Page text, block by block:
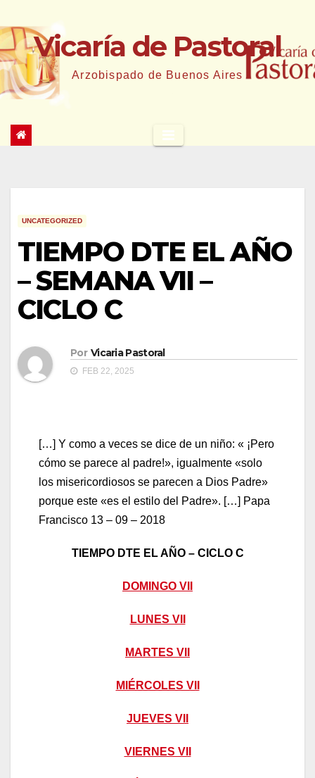
al
contenidoVicaría de Pastoral
Arzobispado de Buenos Aires
UNCATEGORIZED
TIEMPO DTE EL AÑO
– SEMANA VII –
CICLO C
Por Vicaria Pastoral
FEB 22, 2025
[…] Y como a veces se dice de un niño: « ¡Pero
cómo se parece al padre!», igualmente «solo
los misericordiosos se parecen a Dios Padre»
porque este «es el estilo del Padre». […] Papa
Francisco 13 – 09 – 2018
TIEMPO DTE EL AÑO – CICLO C
DOMINGO VII
LUNES VII
MARTES VII
MIÉRCOLES VII
JUEVES VII
VIERNES VII